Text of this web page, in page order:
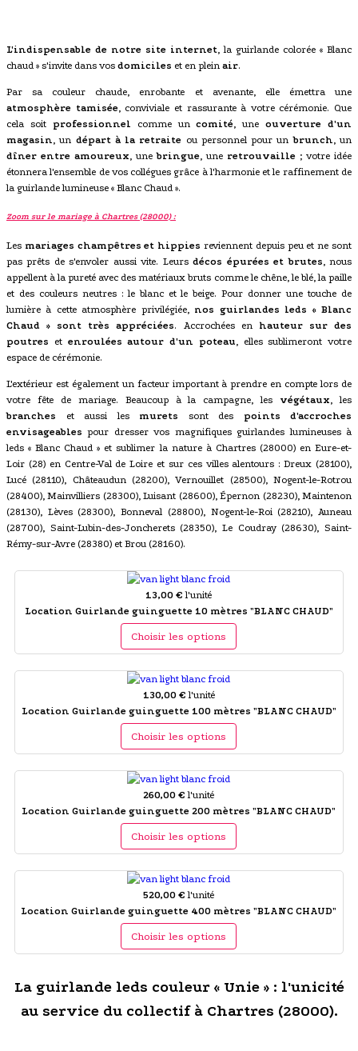
L'indispensable de notre site internet , la guirlande colorée « Blanc
chaud » s'invite dans vos domiciles et en plein air.
Par sa couleur chaude, enrobante et avenante, elle émettra une
atmosphère tamisée, conviviale et rassurante à votre cérémonie. Que
cela soit professionnel comme uncomité , uneouverture d'un
magasin , un départ à la retraite ou personnel pour unbrunch , un
dîner entre amoureux , unebringue , une retrouvaille ; votre idée
étonnera l'ensemble de vos collégues grâce à l'harmonie et le raffinement de
la guirlande lumineuse « Blanc Chaud ».
Zoom sur le mariage à Chartres (28000) :
Les mariages champêtres et hippies reviennent depuis peu et ne sont
pas prêts de s'envoler aussi vite. Leursdécos épurées et brutes , nous
appellent à la pureté avec des matériaux bruts comme le chêne, le blé, la paille
et des couleurs neutres : le blanc et le beige. Pour donner une touche de
lumière à cette atmosphère privilégiée, nos guirlandes leds « Blanc
Chaud » sont très appréciées. Accrochées en hauteur sur des
poutres et enroulées autour d'un poteau , elles sublimeront votre
espace de cérémonie.
L'extérieur est également un facteur important à prendre en compte lors de
votre fête de mariage. Beaucoup à la campagne, les végétaux , les
branches et aussi les murets sont des
points d'accroches
envisageables pour dresser vos magnifiques guirlandes lumineuses à
leds « Blanc Chaud » et sublimer la nature à Chartres (28000) en Eure-et-
Loir (28) en Centre-Val de Loire et sur ces villes alentours : Dreux (28100),
Lucé (28110), Châteaudun (28200), Vernouillet (28500), Nogent-le-Rotrou
(28400), Mainvilliers (28300), Luisant (28600), Épernon (28230), Maintenon
(28130), Lèves (28300), Bonneval (28800), Nogent-le-Roi (28210), Auneau
(28700), Saint-Lubin-des-Joncherets (28350), Le Coudray (28630), Saint-
Rémy-sur-Avre (28380) et Brou (28160).
13,00 € l'unité
Location Guirlande guinguette 10 mètres "BLANC CHAUD"
Choisir les options
130,00 € l'unité
Location Guirlande guinguette 100 mètres "BLANC CHAUD"
Choisir les options
260,00 € l'unité
Location Guirlande guinguette 200 mètres "BLANC CHAUD"
Choisir les options
520,00 € l'unité
Location Guirlande guinguette 400 mètres "BLANC CHAUD"
Choisir les options
La guirlande leds couleur « Unie » : l'unicité
au service du collectif à Chartres (28000).